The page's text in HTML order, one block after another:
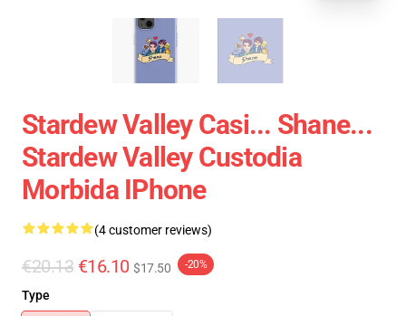
Stardew Valley Casi... Shane...
Stardew Valley Custodia
Morbida IPhone
(4 customer reviews)
€20.13 €16.10 $17.50 -20%
Type